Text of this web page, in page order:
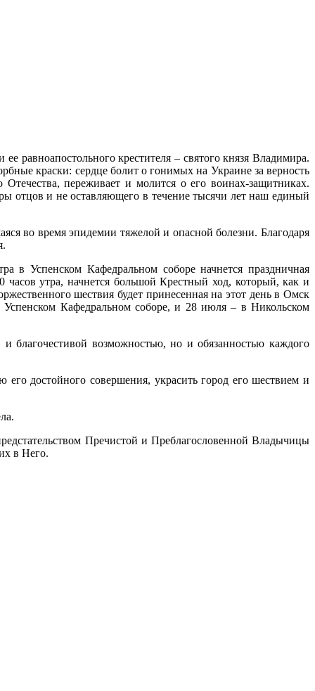
крестителя – святого князя Владимира.
краски: сердце болит о гонимых на Украине за верность
переживает и молится о его воинах-защитниках.
отцов и не оставляющего в течение тысячи лет наш единый
во время эпидемии тяжелой и опасной болезни. Благодаря
в Успенском Кафедральном соборе начнется праздничная
утра, начнется большой Крестный ход, который, как и
шествия будет принесенная на этот день в Омск
Кафедральном соборе, и 28 июля – в Никольском
благочестивой возможностью, но и обязанностью каждого
достойного совершения, украсить город его шествием и
Пречистой и Преблагословенной Владычицы
в Него.